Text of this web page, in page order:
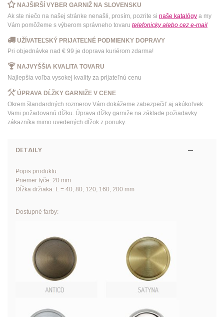
NAJŠIRŠÍ VYBER GARNIŽ NA SLOVENSKU
Ak ste niečo na našej stránke nenašli, prosím, pozrite si naše katalógy a my
Vám pomôžeme s výberom správneho tovaru telefonicky alebo cez e-mail
UŽÍVATEĽSKÝ PRIJATEĽNÉ PODMIENKY DOPRAVY
Pri objednávke nad € 99 je doprava kuriérom zdarma!
NAJVYŠŠIA KVALITA TOVARU
Najlepšia voľba vysokej kvality za prijateľnú cenu
ÚPRAVA DĹŽKY GARNIŽE V CENE
Okrem štandardných rozmerov Vám dokážeme zabezpečiť aj akúkoľvek
Vami požadovanú dĺžku. Úprava dĺžky garniže na základe požiadavky
zákazníka mimo uvedených dĺžok z ponuky.
DETAILY
Popis produktu:
Priemer tyče: 20 mm
Dĺžka držiaka: L = 40, 80, 120, 160, 200 mm
Dostupné farby: